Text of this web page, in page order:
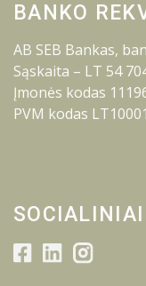
BANKO
AB SEB Bankas,
Sąskaita – LT 54
Įmonės kodas
PVM kodas